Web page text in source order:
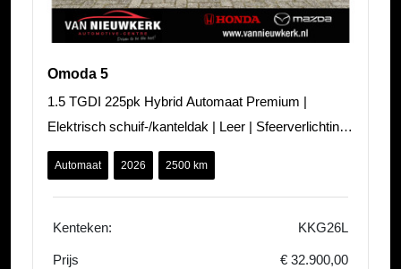
Omoda 5
1.5 TGDI 225pk Hybrid Automaat Premium |
Elektrisch schuif-/kanteldak | Leer | Sfeerverlichting |
Carplay | Blindspot | Stoel/St
Automaat 2026 2500 km
Kenteken: KKG26L
Prijs € 32.900,00